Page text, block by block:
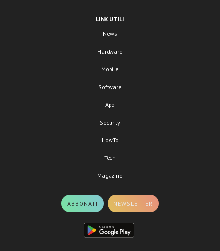
LINK UTILI
News
Hardware
Mobile
Software
App
Security
HowTo
Tech
Magazine
ABBONATI NEWSLETTER